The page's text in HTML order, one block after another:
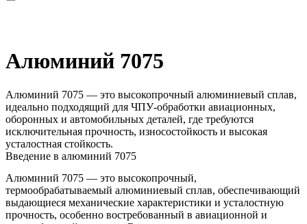
Алюминий 7075
Алюминий 7075 — это высокопрочный алюминиевый сплав,
идеально подходящий для ЧПУ-обработки авиационных,
оборонных и автомобильных деталей, где требуются
исключительная прочность, износостойкость и высокая
усталостная стойкость.
Введение в алюминий 7075
Алюминий 7075 — это высокопрочный,
термообрабатываемый алюминиевый сплав, обеспечивающий
выдающиеся механические характеристики и усталостную
прочность, особенно востребованный в авиационной и